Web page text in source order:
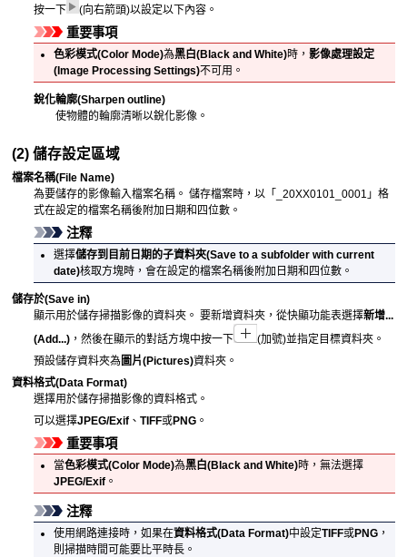
按一下
(向右箭頭)以設定以下內容。
重要事項
色彩模式(Color Mode)為黑白(Black and White)時，影像處理設定
(Image Processing Settings)不可用。
銳化輪廓(Sharpen outline)
使物體的輪廓清晰以銳化影像。
(2) 儲存設定區域
檔案名稱(File Name)
為要儲存的影像輸入檔案名稱。 儲存檔案時，以「_20XX0101_0001」格
式在設定的檔案名稱後附加日期和四位數。
注釋
選擇儲存到目前日期的子資料夾(Save to a subfolder with current
date)核取方塊時，會在設定的檔案名稱後附加日期和四位數。
儲存於(Save in)
顯示用於儲存掃描影像的資料夾。 要新增資料夾，從快顯功能表選擇新增...
(Add...) ，然後在顯示的對話方塊中按一下
(加號)並指定目標資料夾。
預設儲存資料夾為圖片(Pictures)資料夾。
資料格式(Data Format)
選擇用於儲存掃描影像的資料格式。
可以選擇JPEG/Exif 、TIFF或PNG 。
重要事項
當色彩模式(Color Mode)為黑白(Black and White)時，無法選擇
JPEG/Exif 。
注釋
使用網路連接時，如果在資料格式(Data Format)中設定TIFF或PNG ，
則掃描時間可能要比平時長。